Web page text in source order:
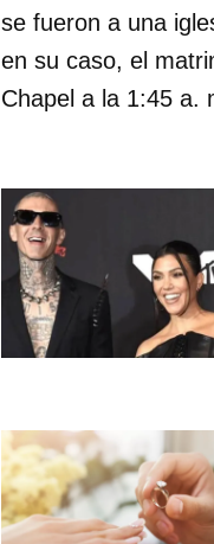
se fueron a una
en su caso, el
Chapel a la 1:45 a.